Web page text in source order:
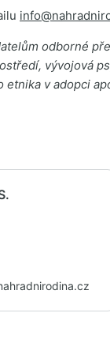
odborné
vývojová
etnika v adopci